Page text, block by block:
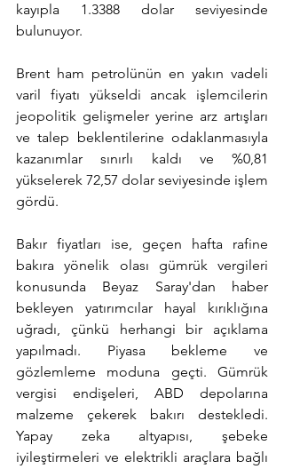
kayıpla 1.3388 dolar seviyesinde
bulunuyor.
Brent ham petrolünün en yakın vadeli
varil fiyatı yükseldi ancak işlemcilerin
jeopolitik gelişmeler yerine arz artışları
ve talep beklentilerine odaklanmasıyla
kazanımlar sınırlı kaldı ve %0,81
yükselerek 72,57 dolar seviyesinde işlem
gördü.
Bakır fiyatları ise, geçen hafta rafine
bakıra yönelik olası gümrük vergileri
konusunda Beyaz Saray'dan haber
bekleyen yatırımcılar hayal kırıklığına
uğradı, çünkü herhangi bir açıklama
yapılmadı. Piyasa bekleme ve
gözlemleme moduna geçti. Gümrük
vergisi endişeleri, ABD depolarına
malzeme çekerek bakırı destekledi.
Yapay zeka altyapısı, şebeke
iyileştirmeleri ve elektrikli araçlara bağlı